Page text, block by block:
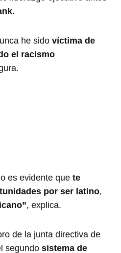
he sidovíctima de
el racismo
es evidente que te
por ser latino,
, explica.
de la junta directiva de
segundosistema de